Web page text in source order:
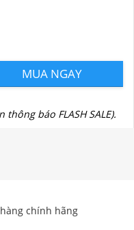
MUA NGAY
báo FLASH SALE).
chính hãng